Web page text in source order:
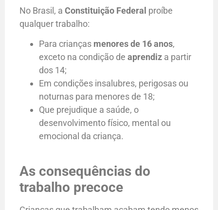
No Brasil, a Constituição Federal proíbe
qualquer trabalho:
Para crianças menores de 16 anos,
exceto na condição de aprendiz a partir
dos 14;
Em condições insalubres, perigosas ou
noturnas para menores de 18;
Que prejudique a saúde, o
desenvolvimento físico, mental ou
emocional da criança.
As consequências do
trabalho precoce